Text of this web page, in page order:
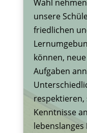
Wahl
unsere
friedlichen
können,
Aufgaben
respektieren,
Kenntnisse